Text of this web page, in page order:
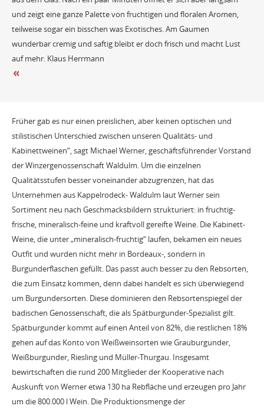
und zeigt eine ganze Palette von fruchtigen und floralen Aromen,
teilweise sogar ein bisschen was Exotisches. Am Gaumen
wunderbar cremig und saftig bleibt er doch frisch und macht Lust
auf mehr. Klaus Herrmann
Früher gab es nur einen preislichen, aber keinen optischen und
stilistischen Unterschied zwischen unseren Qualitäts- und
Kabinettweinen“, sagt Michael Werner, geschäftsführender Vorstand
der Winzergenossenschaft Waldulm. Um die einzelnen
Qualitätsstufen besser voneinander abzugrenzen, hat das
Unternehmen aus Kappelrodeck- Waldulm laut Werner sein
Sortiment neu nach Geschmacksbildern strukturiert: in fruchtig-
frische, mineralisch-feine und kraftvoll gereifte Weine. Die Kabinett-
Weine, die unter „mineralisch-fruchtig“ laufen, bekamen ein neues
Outfit und wurden nicht mehr in Bordeaux-, sondern in
Burgunderflaschen gefüllt. Das passt auch besser zu den Rebsorten,
die zum Einsatz kommen, denn dabei handelt es sich überwiegend
um Burgundersorten. Diese dominieren den Rebsortenspiegel der
badischen Genossenschaft, die als Spätburgunder-Spezialist gilt.
Spätburgunder kommt auf einen Anteil von 82%, die restlichen 18%
gehen auf das Konto von Weißweinsorten wie Grauburgunder,
Weißburgunder, Riesling und Müller-Thurgau. Insgesamt
bewirtschaften die rund 200 Mitglieder der Kooperative nach
Auskunft von Werner etwa 130 ha Rebfläche und erzeugen pro Jahr
um die 800.000 l Wein. Die Produktionsmenge der